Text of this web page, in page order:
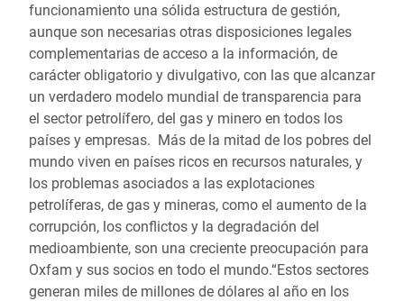
funcionamiento una sólida estructura de gestión,
aunque son necesarias otras disposiciones legales
complementarias de acceso a la información, de
carácter obligatorio y divulgativo, con las que alcanzar
un verdadero modelo mundial de transparencia para
el sector petrolífero, del gas y minero en todos los
países y empresas. Más de la mitad de los pobres del
mundo viven en países ricos en recursos naturales, y
los problemas asociados a las explotaciones
petrolíferas, de gas y mineras, como el aumento de la
corrupción, los conflictos y la degradación del
medioambiente, son una creciente preocupación para
Oxfam y sus socios en todo el mundo.“Estos sectores
generan miles de millones de dólares al año en los